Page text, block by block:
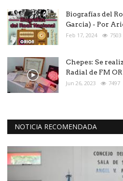
Biografías del
Garcia) - Por
Feb 17, 2024 7503
Chepes: Se
Radial de FM
Jun 26, 2023 7497
NOTICIA RECOMENDADA